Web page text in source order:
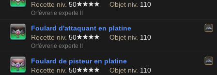
Recette niv. 50 Objet niv. 110
Orfèvrerie experte II
Foulard d'attaquant en platine
Recette niv. 50 Objet niv. 110
Orfèvrerie experte II
Foulard de pisteur en platine
Recette niv. 50 Objet niv. 110